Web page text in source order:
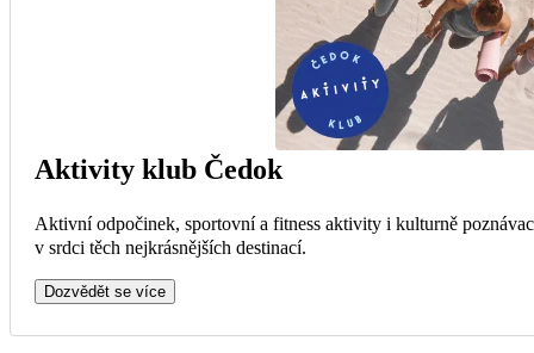
Aktivity klub Čedok
Aktivní odpočinek, sportovní a fitness aktivity i kulturně
v srdci těch nejkrásnějších destinací.
Dozvědět se více